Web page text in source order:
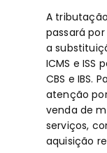
A
passará
a
ICMS e ISS
CBS e IBS.
atenção
venda de
serviços,
aquisição